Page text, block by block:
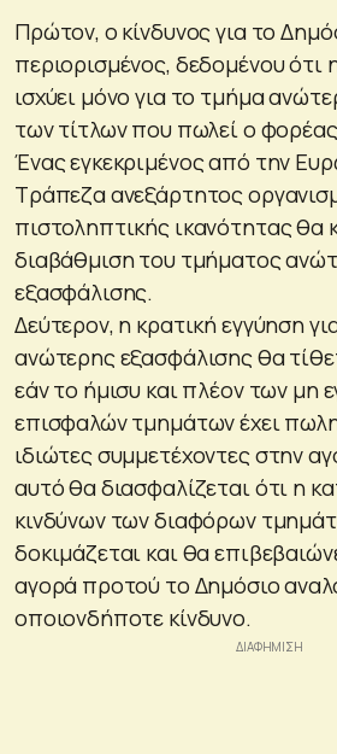
Πρώτον, ο κίνδυνος για το
περιορισμένος, δεδομένου ότι
ισχύει μόνο για το τμήμα
των τίτλων που πωλεί ο
Ένας εγκεκριμένος από την
Τράπεζα ανεξάρτητος
πιστοληπτικής ικανότητας θα
διαβάθμιση του τμήματος
εξασφάλισης.
Δεύτερον, η κρατική εγγύηση
ανώτερης εξασφάλισης θα
εάν το ήμισυ και πλέον των μη
επισφαλών τμημάτων έχει
ιδιώτες συμμετέχοντες στην
αυτό θα διασφαλίζεται ότι η
κινδύνων των διαφόρων
δοκιμάζεται και θα
αγορά προτού το Δημόσιο
οποιονδήποτε κίνδυνο.